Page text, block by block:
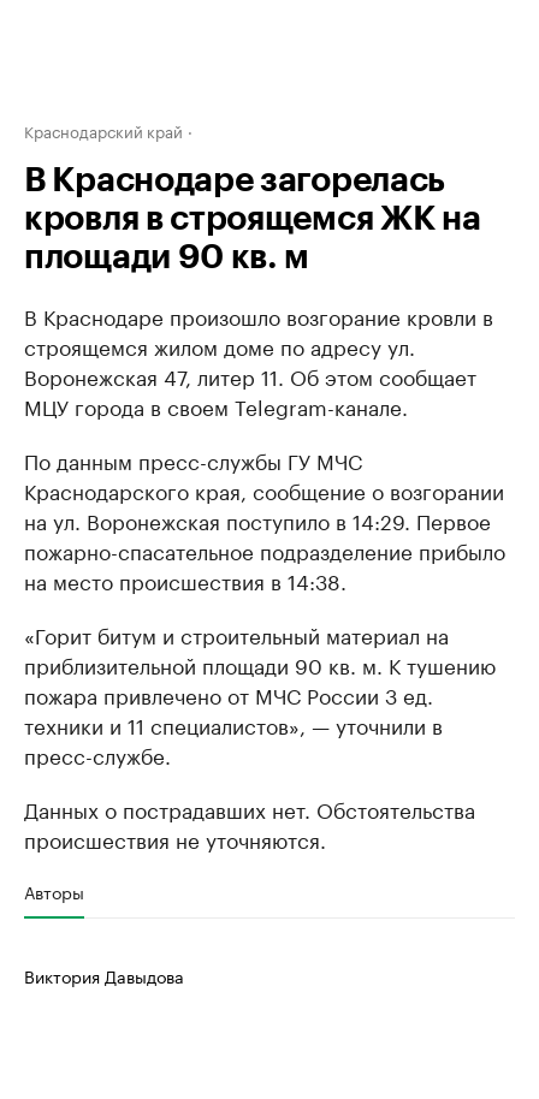
Краснодарский край
В Краснодаре загорелась
кровля в строящемся ЖК на
площади 90 кв. м
В Краснодаре произошло возгорание кровли в
строящемся жилом доме по адресу ул.
Воронежская 47, литер 11. Об этом сообщает
МЦУ города в своем Telegram-канале.
По данным пресс-службы ГУ МЧС
Краснодарского края, сообщение о возгорании
на ул. Воронежская поступило в 14:29. Первое
пожарно-спасательное подразделение прибыло
на место происшествия в 14:38.
«Горит битум и строительный материал на
приблизительной площади 90 кв. м. К тушению
пожара привлечено от МЧС России 3 ед.
техники и 11 специалистов», — уточнили в
пресс-службе.
Данных о пострадавших нет. Обстоятельства
происшествия не уточняются.
Авторы
Виктория Давыдова